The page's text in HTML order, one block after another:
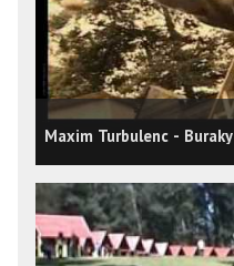
Maxim Turbulenc - Buraky